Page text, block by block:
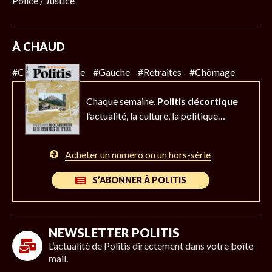
À CHAUD
#Climat #Police #Gauche #Retraites #Chômage
Chaque semaine, Politis décortique
l’actualité, la culture, la politique…
Acheter un numéro ou un hors-série
S’ABONNER À POLITIS
NEWSLETTER POLITIS
L’actualité de Politis directement dans votre boîte
mail.